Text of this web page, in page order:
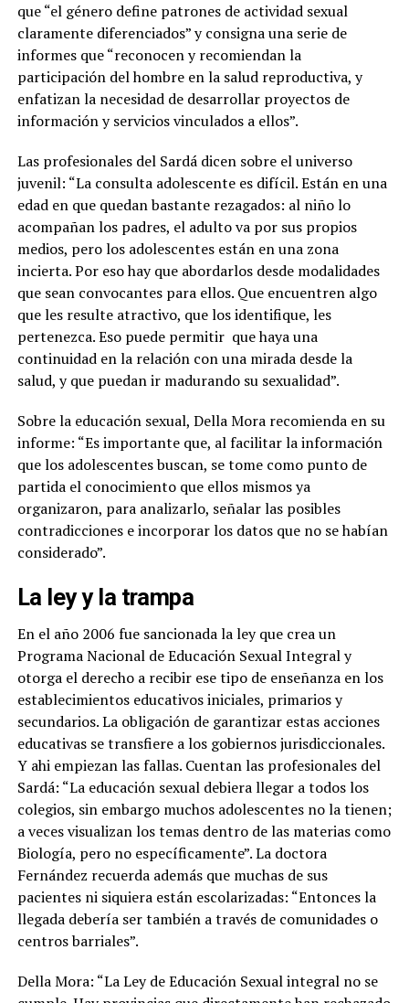
que“el género define patrones de actividad sexual
claramente diferenciados” y consigna una serie de
informes que “reconocen y recomiendan la
participación del hombre en la salud reproductiva, y
enfatizan la necesidad de desarrollar proyectos de
información y servicios vinculados a ellos”.
Las profesionales del Sardá dicen sobre el universo
juvenil: “La consulta adolescente es difícil. Están en una
edad en que quedan bastante rezagados: al niño lo
acompañan los padres, el adulto va por sus propios
medios, pero los adolescentes están en una zona
incierta. Por eso hay que abordarlos desde modalidades
que sean convocantes para ellos. Que encuentren algo
que les resulte atractivo, que los identifique, les
pertenezca. Eso puede permitir que haya una
continuidad en la relación con una mirada desde la
salud, y que puedan ir madurando su sexualidad”.
Sobre la educación sexual, Della Mora recomienda en su
informe: “Es importante que, al facilitar la información
que los adolescentes buscan, se tome como punto de
partida el conocimiento que ellos mismos ya
organizaron, para analizarlo, señalar las posibles
contradicciones e incorporar los datos que no se habían
considerado”.
La ley y la trampa
En el año 2006 fue sancionada la ley que crea un
Programa Nacional de Educación Sexual Integral y
otorga el derecho a recibir ese tipo de enseñanza en los
establecimientos educativos iniciales, primarios y
secundarios. La obligación de garantizar estas acciones
educativas se transfiere a los gobiernos jurisdiccionales.
Y ahi empiezan las fallas. Cuentan las profesionales del
Sardá: “La educación sexual debiera llegar a todos los
colegios, sin embargo muchos adolescentes no la tienen;
a veces visualizan los temas dentro de las materias como
Biología, pero no específicamente”. La doctora
Fernández recuerda además que muchas de sus
pacientes ni siquiera están escolarizadas: “Entonces la
llegada debería ser también a través de comunidades o
centros barriales”.
Della Mora: “La Ley de Educación Sexual integral no se